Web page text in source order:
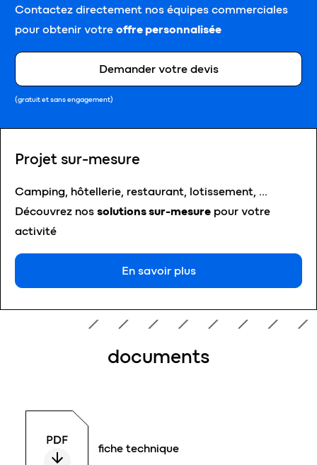
Contactez directement nos équipes commerciales
pour obtenir votre offre personnalisée
Demander votre devis
(gratuit et sans engagement)
Projet sur-mesure
Camping, hôtellerie, restaurant, lotissement, …
Découvrez nos solutions sur-mesure pour votre
activité
En savoir plus
documents
fiche technique